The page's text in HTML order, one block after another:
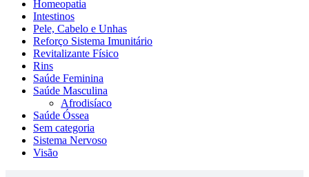
Homeopatia
Intestinos
Pele, Cabelo e Unhas
Reforço Sistema Imunitário
Revitalizante Físico
Rins
Saúde Feminina
Saúde Masculina
Afrodisíaco
Saúde Óssea
Sem categoria
Sistema Nervoso
Visão